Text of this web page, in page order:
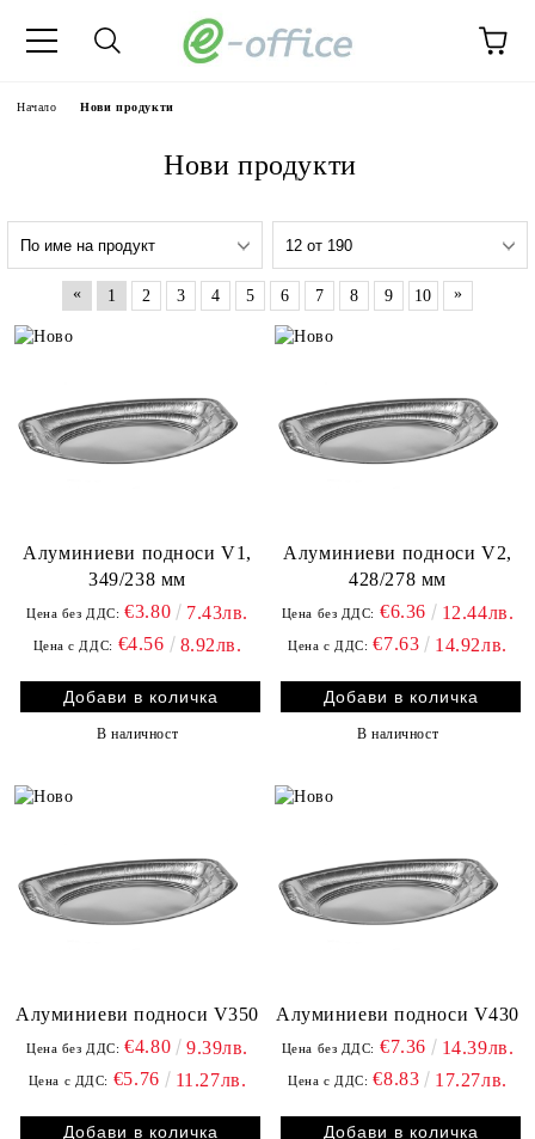
Начало Нови продукти
Нови продукти
« 1 2 3 4 5 6 7 8 9 10 »
Алуминиеви подноси V1,
349/238 мм
Цена без ДДС: €3.80 7.43лв.
Цена с ДДС: €4.56 8.92лв.
В наличност
Алуминиеви подноси V2,
428/278 мм
Цена без ДДС: €6.36 12.44лв.
Цена с ДДС: €7.63 14.92лв.
В наличност
Алуминиеви подноси V350
Цена без ДДС: €4.80 9.39лв.
Цена с ДДС: €5.76 11.27лв.
Алуминиеви подноси V430
Цена без ДДС: €7.36 14.39лв.
Цена с ДДС: €8.83 17.27лв.